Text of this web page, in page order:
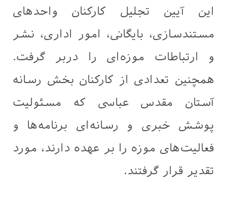
این آیین تجلیل کارکنان واحدهای
مستندسازی، بایگانی، امور اداری، نشر
و ارتباطات موزه‌ای را دربر گرفت.
همچنین تعدادی از کارکنان بخش رسانه
آستان مقدس عباسی که مسئولیت
پوشش خبری و رسانه‌ای برنامه‌ها و
فعالیت‌های موزه را بر عهده دارند، مورد
تقدیر قرار گرفتند.